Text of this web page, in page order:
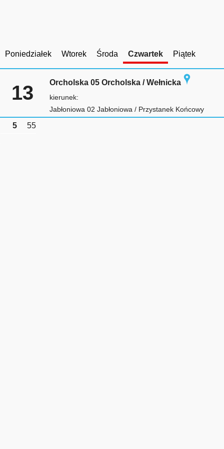
Poniedziałek Wtorek Środa Czwartek Piątek
13 Orcholska 05 Orcholska / Wełnicka
kierunek:
Jabłoniowa 02 Jabłoniowa / Przystanek Końcowy
5 55